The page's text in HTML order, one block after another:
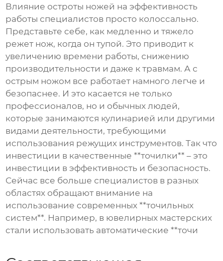
Влияние остроты ножей на эффективность
работы специалистов просто колоссально.
Представьте себе, как медленно и тяжело
режет нож, когда он тупой. Это приводит к
увеличению времени работы, снижению
производительности и даже к травмам. А с
острым ножом все работает намного легче и
безопаснее. И это касается не только
профессионалов, но и обычных людей,
которые занимаются кулинарией или другими
видами деятельности, требующими
использования режущих инструментов. Так что
инвестиции в качественные **точилки** – это
инвестиции в эффективность и безопасность.
Сейчас все больше специалистов в разных
областях обращают внимание на
использование современных **точильных
систем**. Например, в ювелирных мастерских
стали использовать автоматические **точи